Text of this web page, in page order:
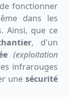
fonctionner
dans les
Ainsi, que ce
, d'un
(exploitation
infrarouges
une sécurité